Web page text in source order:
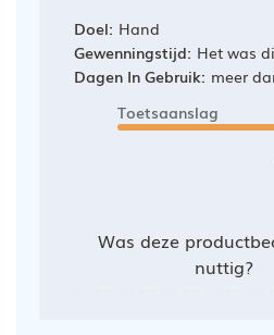
Doel: Hand
Gewenningstijd: Het was
Dagen In Gebruik: meer
Toetsaanslag
Was deze
nuttig?